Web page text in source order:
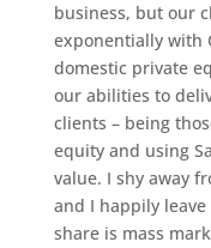
business, but our
exponentially with
domestic private
our abilities to
clients – being
equity and using
value. I shy away
and I happily
share is mass